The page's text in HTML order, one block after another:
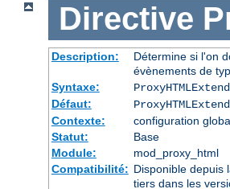
Directive
Description:
Détermine si l'on
évènements de
Syntaxe:
Défaut:
Contexte:
configuration
Statut:
Base
Module:
mod_proxy_html
Compatibilité: Disponible depuis
tiers dans les